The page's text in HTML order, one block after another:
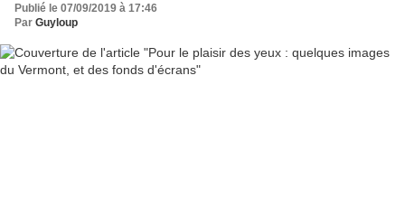
Publié le 07/09/2019 à 17:46
Par Guyloup